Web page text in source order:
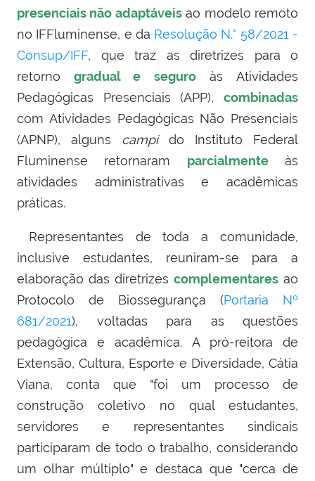
presenciais não adaptáveisao modelo remoto
no IFFluminense, e da Resolução N.° 58/2021 -
Consup/IFF, que traz as diretrizes para o
retorno gradual e seguroàs Atividades
Pedagógicas Presenciais (APP), combinadas
com Atividades Pedagógicas Não Presenciais
(APNP), alguns campi do Instituto Federal
Fluminense retornaram parcialmenteàs
atividades administrativas e acadêmicas
práticas.
Representantes de toda a comunidade,
inclusive estudantes, reuniram-se para a
elaboração das diretrizes complementares ao
Protocolo de Biossegurança (Portaria Nº
681/2021), voltadas para as questões
pedagógica e acadêmica. A pró-reitora de
Extensão, Cultura, Esporte e Diversidade, Cátia
Viana, conta que "foi um processo de
construção coletivo no qual estudantes,
servidores e representantes sindicais
participaram de todo o trabalho, considerando
um olhar múltiplo" e destaca que "cerca de